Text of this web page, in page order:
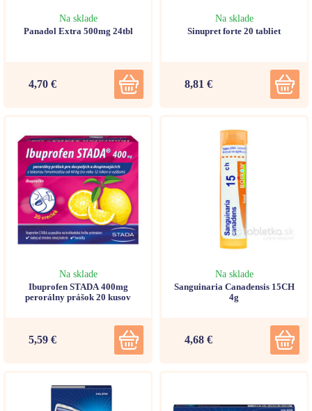
Na sklade
Panadol Extra 500mg 24tbl
4,70 €
Na sklade
Sinupret forte 20 tabliet
8,81 €
Na sklade
Ibuprofen STADA 400mg
perorálny prášok 20 kusov
5,59 €
Na sklade
Sanguinaria Canadensis 15CH
4g
4,68 €